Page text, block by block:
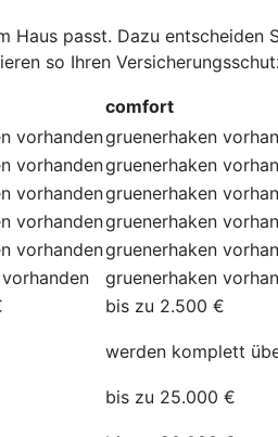
Haus passt. Dazu entscheiden
so Ihren
comfort
vorhandengruenerhaken
vorhandengruenerhaken
vorhandengruenerhaken
vorhandengruenerhaken
vorhandengruenerhaken
gruenerhaken
bis zu 2.500 €
werden komplett
bis zu 25.000 €